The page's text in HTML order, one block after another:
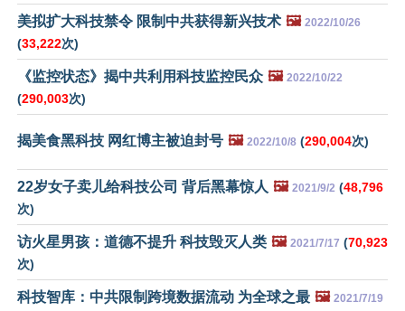
美拟扩大科技禁令 限制中共获得新兴技术 🖼️ 2022/10/26
(33,222次)
《监控状态》揭中共利用科技监控民众 🖼️ 2022/10/22
(290,003次)
揭美食黑科技 网红博主被迫封号 🖼️ 2022/10/8 (290,004次)
22岁女子卖儿给科技公司 背后黑幕惊人 🖼️ 2021/9/2 (48,796
次)
访火星男孩：道德不提升 科技毁灭人类 🖼️ 2021/7/17 (70,923
次)
科技智库：中共限制跨境数据流动 为全球之最 🖼️ 2021/7/19